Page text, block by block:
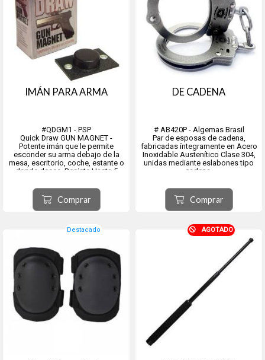
IMÁN PARA ARMA
#QDGM1 - PSP
Quick Draw GUN MAGNET -
Potente imán que le permite
esconder su arma debajo de la
mesa, escritorio, coche, estante o
donde desee. Resiste Hasta 5
Muy práctico y necesario
Comprar
DE CADENA
# AB420P - Algemas Brasil
Par de esposas de cadena,
fabricadas íntegramente en Acero
Inoxidable Austenítico Clase 304,
unidas mediante eslabones tipo
cadena.
seguridad con un dispositivo de
activación situado en el interior de
las esposas, impidiendo su
apertura sin la ll...
Comprar
Destacado AGOTADO